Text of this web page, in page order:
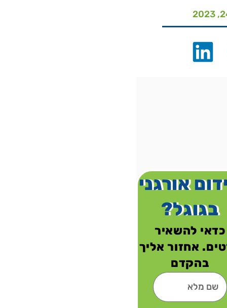
אורגני
בגוגל?
כדאי להשאיר
אחזור אליך
בהקדם